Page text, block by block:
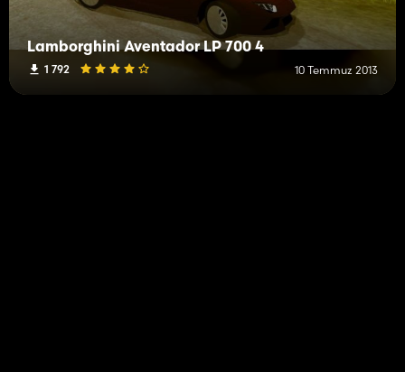
Lamborghini Aventador LP 700 4
1 792 10 Temmuz 2013